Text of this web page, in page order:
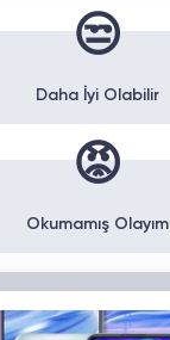
😒
Daha İyi Olabilir
😡
Okumamış Olayım